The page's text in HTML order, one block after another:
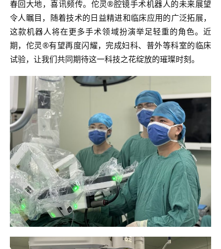
春回大地，喜讯频传。佗灵®腔镜手术机器人的未来展望
令人瞩目，随着技术的日益精进和临床应用的广泛拓展，
这款机器人将在更多手术领域扮演举足轻重的角色。近
期，佗灵®有望再度闪耀，完成妇科、普外等科室的临床
试验，让我们共同期待这一科技之花绽放的璀璨时刻。